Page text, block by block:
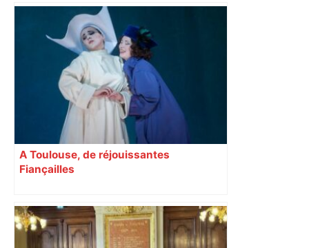
A Toulouse, de réjouissantes
Fiançailles